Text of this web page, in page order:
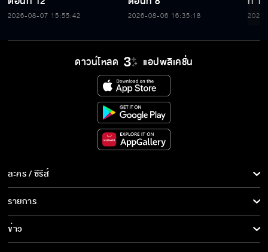
2026-08-07 15:55:42 2026-08-06 16:35:18
ดาวน์โหลด แอปพลิเคชั่น
ละคร / ซีรีส์
ละคร/ซีรีส์
ซีรีส์นานาชาติ
การ์ตูน & เกม
รายการ
รายการทั้งหมด
ข่าว
ข่าวทั้งหมด